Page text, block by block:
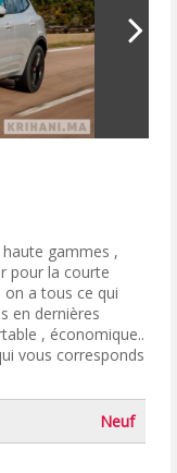
gammes ,
pour la courte
on a tous ce qui
en dernières
, économique..
vous corresponds
Neuf